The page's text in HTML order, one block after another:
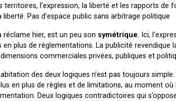
territoires, l’expression, la liberté et les rapports de
Pas d’espace public sans arbitrage politique
réclame hier, est un peu son symétrique. Ici,
en plus de réglementations. La publicité revendique
commerciales privées, publiques et
des deux logiques n’est pas toujours
en plus de règles et de limitations, au moment
Deux logiques contradictoires qui